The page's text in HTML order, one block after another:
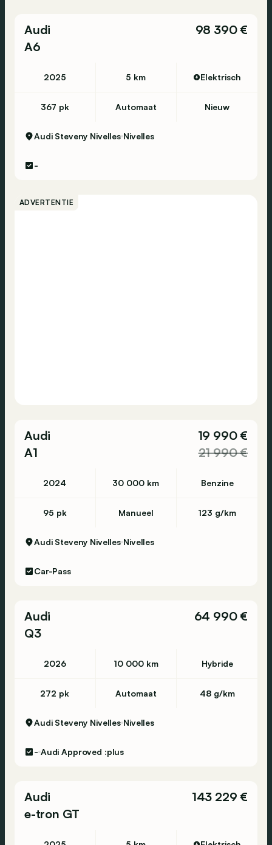
Audi
A6
98 390 €
2025 5 km Elektrisch
367 pk Automaat Nieuw
Audi Steveny Nivelles Nivelles
-
ADVERTENTIE
Audi
A1
19 990 €
21 990 €
2024 30 000 km Benzine
95 pk Manueel 123 g/km
Audi Steveny Nivelles Nivelles
Car-Pass
Audi
Q3
64 990 €
2026 10 000 km Hybride
272 pk Automaat 48 g/km
Audi Steveny Nivelles Nivelles
- Audi Approved :plus
Audi
e-tron GT
143 229 €